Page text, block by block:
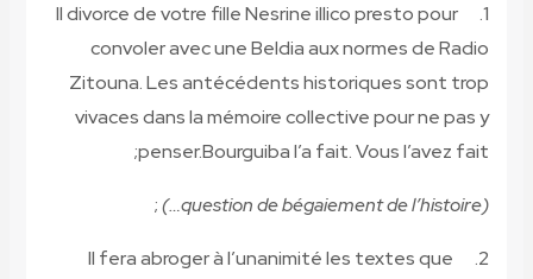
Il divorce
Il